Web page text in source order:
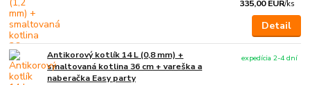
335,00 EUR/ks
Detail
Antikorový kotlík 14 L (0,8 mm) +
smaltovaná kotlina 36 cm + vareška a
naberačka Easy party
expedícia 2-4 dní